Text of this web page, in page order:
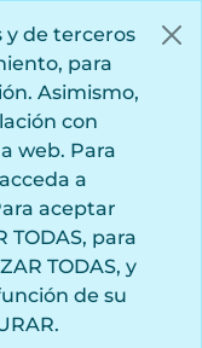
y de terceros
para
Asimismo,
con
web. Para
a
aceptar
TODAS, para
TODAS, y
de su